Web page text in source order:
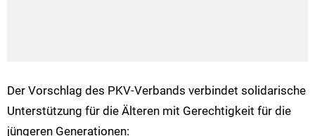
Der Vorschlag des PKV-Verbands verbindet solidarische
Unterstützung für die Älteren mit Gerechtigkeit für die
jüngeren Generationen: